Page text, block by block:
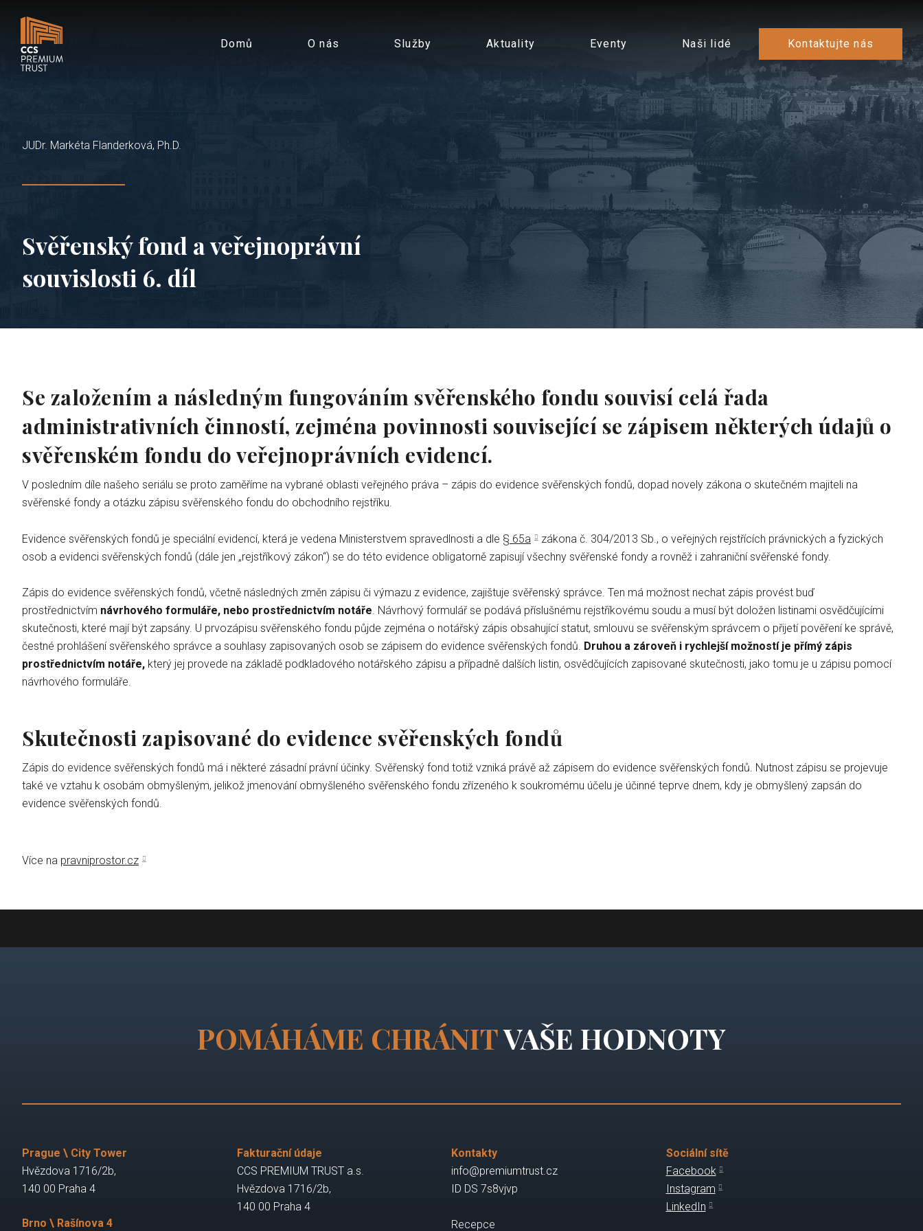
Domů O nás Služby Aktuality Eventy Naši lidé Kontaktujte nás
JUDr. Markéta Flanderková, Ph.D.
Svěřenský fond a veřejnoprávní
souvislosti 6. díl
Se založením a následným fungováním svěřenského fondu souvisí celá řada
administrativních činností, zejména povinnosti související se zápisem některých údajů o
svěřenském fondu do veřejnoprávních evidencí.
V posledním díle našeho seriálu se proto zaměříme na vybrané oblasti veřejného práva – zápis do evidence svěřenských fondů, dopad novely zákona o skutečném majiteli na
svěřenské fondy a otázku zápisu svěřenského fondu do obchodního rejstříku.
Evidence svěřenských fondů je speciální evidencí, která je vedena Ministerstvem spravedlnosti a dle § 65a
zákona č. 304/2013 Sb., o veřejných rejstřících právnických a fyzických
osob a evidenci svěřenských fondů (dále jen „rejstříkový zákon“) se do této evidence obligatorně zapisují všechny svěřenské fondy a rovněž i zahraniční svěřenské fondy.
Zápis do evidence svěřenských fondů, včetně následných změn zápisu či výmazu z evidence, zajištuje svěřenský správce. Ten má možnost nechat zápis provést buď
prostřednictvím návrhového formuláře, nebo prostřednictvím notáře. Návrhový formulář se podává příslušnému rejstříkovému soudu a musí být doložen listinami osvědčujícími
skutečnosti, které mají být zapsány. U prvozápisu svěřenského fondu půjde zejména o notářský zápis obsahující statut, smlouvu se svěřenským správcem o přijetí pověření ke správě,
čestné prohlášení svěřenského správce a souhlasy zapisovaných osob se zápisem do evidence svěřenských fondů. Druhou a zároveň i rychlejší možností je přímý zápis
prostřednictvím notáře, který jej provede na základě podkladového notářského zápisu a případně dalších listin, osvědčujících zapisované skutečnosti, jako tomu je u zápisu pomocí
návrhového formuláře.
Skutečnosti zapisované do evidence svěřenských fondů
Zápis do evidence svěřenských fondů má i některé zásadní právní účinky. Svěřenský fond totiž vzniká právě až zápisem do evidence svěřenských fondů. Nutnost zápisu se projevuje
také ve vztahu k osobám obmyšleným, jelikož jmenování obmyšleného svěřenského fondu zřízeného k soukromému účelu je účinné teprve dnem, kdy je obmyšlený zapsán do
evidence svěřenských fondů.
Více na pravniprostor.cz
POMÁHÁME CHRÁNITVAŠE HODNOTY
Prague \ City Tower
Hvězdova 1716/2b,
140 00 Praha 4
Brno \ Rašínova 4
Fakturační údaje
CCS PREMIUM TRUST a.s.
Hvězdova 1716/2b,
140 00 Praha 4
Kontakty
info@premiumtrust.cz
ID DS 7s8vjvp
Recepce
Sociální sítě
Facebook
Instagram
LinkedIn